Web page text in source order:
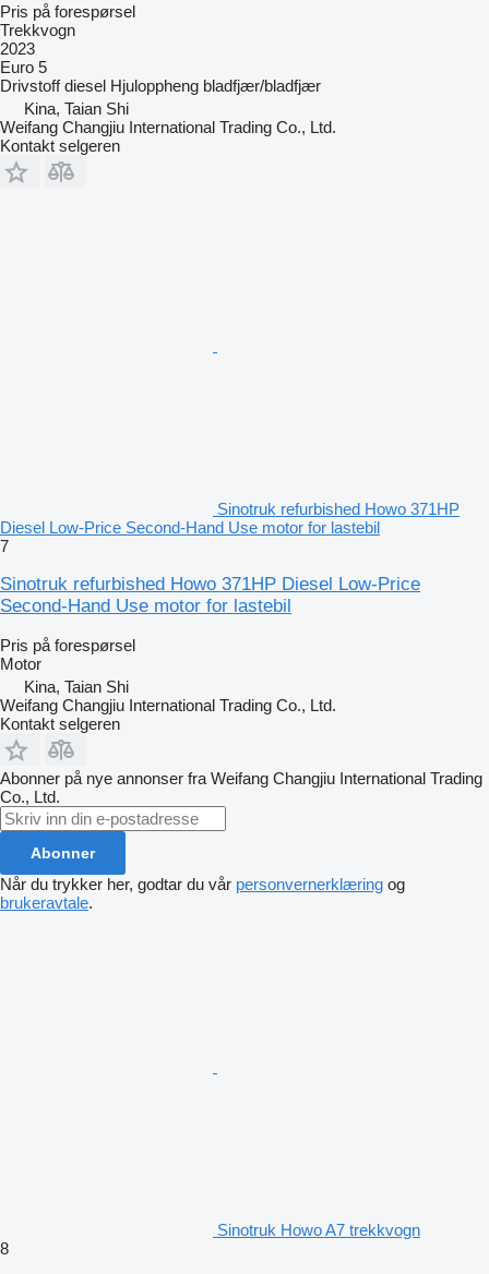
Pris på forespørsel
Trekkvogn
2023
Euro 5
Drivstoff diesel Hjuloppheng bladfjær/bladfjær
Kina, Taian Shi
Weifang Changjiu International Trading Co., Ltd.
Kontakt selgeren
Sinotruk refurbished Howo 371HP
Diesel Low-Price Second-Hand Use motor for lastebil
7
Sinotruk refurbished Howo 371HP Diesel Low-Price
Second-Hand Use motor for lastebil
Pris på forespørsel
Motor
Kina, Taian Shi
Weifang Changjiu International Trading Co., Ltd.
Kontakt selgeren
Abonner på nye annonser fra Weifang Changjiu International Trading
Co., Ltd.
Abonner
Når du trykker her, godtar du vår personvernerklæring og
brukeravtale.
Sinotruk Howo A7 trekkvogn
8